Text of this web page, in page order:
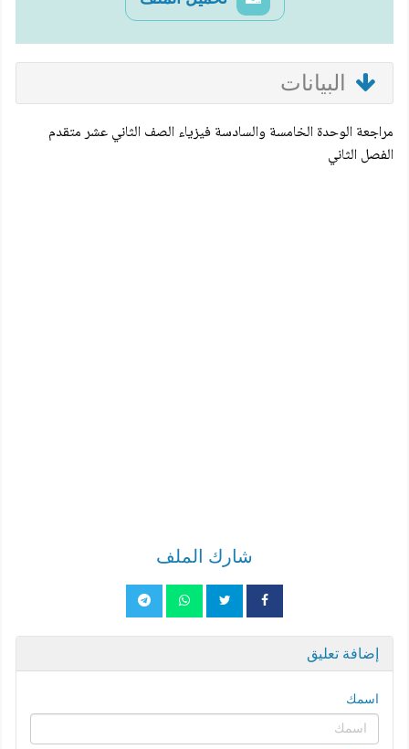
البيانات
مراجعة الوحدة الخامسة والسادسة فيزياء الصف الثاني عشر متقدم
الفصل الثاني
شارك الملف
إضافة تعليق
اسمك